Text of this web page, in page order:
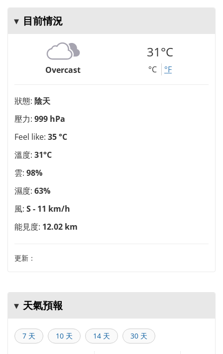
目前情況
Overcast
31°C
°C °F
狀態: 陰天
壓力: 999 hPa
Feel like: 35 °C
溫度: 31°C
雲: 98%
濕度: 63%
風: S - 11 km/h
能見度: 12.02 km
更新：
天氣預報
7 天 10 天 14 天 30 天